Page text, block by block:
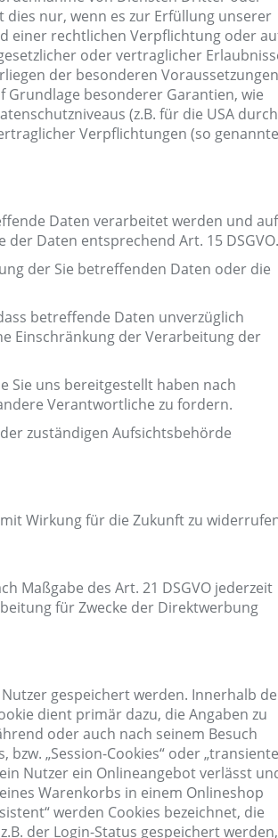
nur, wenn es zur Erfüllung unserer
einer rechtlichen Verpflichtung oder
oder vertraglicher
der besonderen Voraussetzungen
Grundlage besonderer Garantien, wie
(z.B. für die USA durch
Verpflichtungen (so genannte
Daten verarbeitet werden und auf
Daten entsprechend Art. 15 DSGVO.
der Sie betreffenden Daten oder die
betreffende Daten unverzüglich
Einschränkung der Verarbeitung der
Sie uns bereitgestellt haben nach
Verantwortliche zu fordern.
zuständigen Aufsichtsbehörde
Wirkung für die Zukunft zu
Maßgabe des Art. 21 DSGVO jederzeit
für Zwecke der Direktwerbung
gespeichert werden. Innerhalb
dient primär dazu, die Angaben zu
oder auch nach seinem Besuch
„Session-Cookies“ oder „transiente
Nutzer ein Onlineangebot verlässt
Warenkorbs in einem Onlineshop
werden Cookies bezeichnet, die
der Login-Status gespeichert werden,